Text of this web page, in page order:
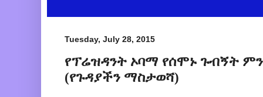
Tuesday, July 28, 2015
የፕሬዝዳንት ኦባማ የሰሞኑ ጉብኝት
(የጉዳያችን ማስታወሻ)